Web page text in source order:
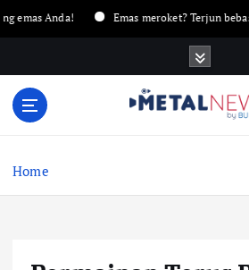
Emas meroket? Terjun bebas?
Home